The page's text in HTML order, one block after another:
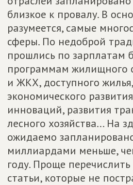
близкое к провалу. В
разумеется, самые
сферы. По недоброй
прошлись по зарплатам
программам жилищного
и ЖКХ, доступного жилья,
экономического
инноваций, развития
лесного хозяйства... На
ожидаемо
миллиардами меньше,
году. Проще
статьи, которые не